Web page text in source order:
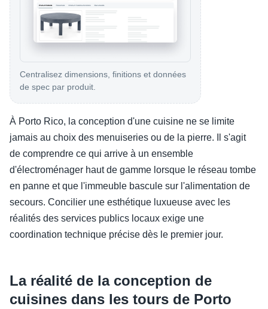
Centralisez dimensions, finitions et données
de spec par produit.
À Porto Rico, la conception d'une cuisine ne se limite
jamais au choix des menuiseries ou de la pierre. Il s'agit
de comprendre ce qui arrive à un ensemble
d'électroménager haut de gamme lorsque le réseau tombe
en panne et que l'immeuble bascule sur l'alimentation de
secours. Concilier une esthétique luxueuse avec les
réalités des services publics locaux exige une
coordination technique précise dès le premier jour.
La réalité de la conception de
cuisines dans les tours de Porto